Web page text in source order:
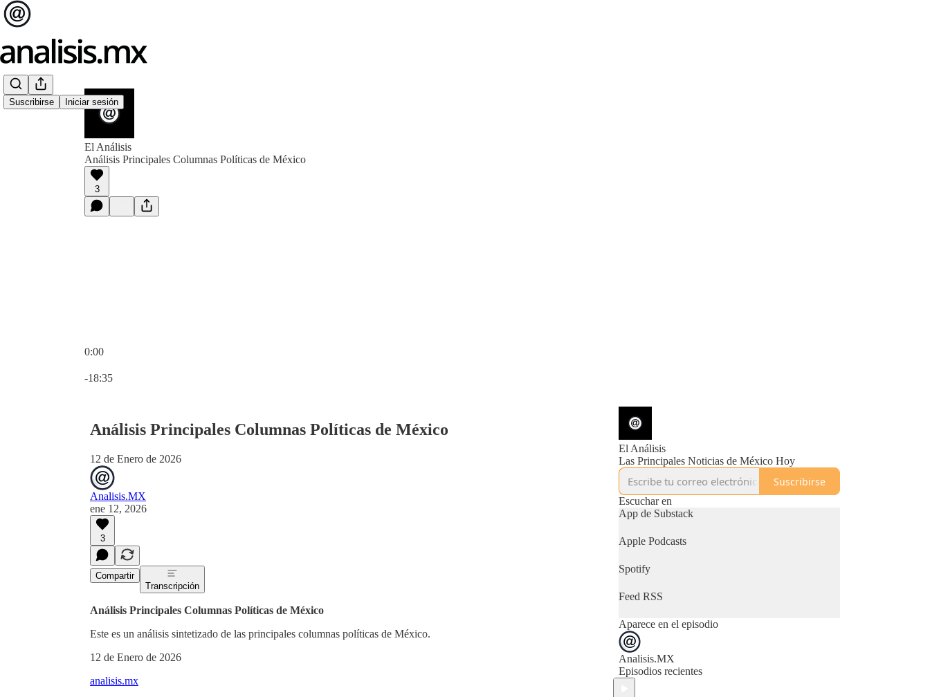
Suscribirse Iniciar sesión
El Análisis
Análisis Principales Columnas Políticas de México
3
0:00
-18:35
Análisis Principales Columnas Políticas de México
12 de Enero de 2026
Analisis.MX
ene 12, 2026
3
Compartir
Transcripción
Análisis Principales Columnas Políticas de México
Este es un análisis sintetizado de las principales columnas políticas de México.
12 de Enero de 2026
analisis.mx
El Análisis
Las Principales Noticias de México Hoy
Suscribirse
Escuchar en
App de Substack
Apple Podcasts
Spotify
Feed RSS
Aparece en el episodio
Analisis.MX
Episodios recientes